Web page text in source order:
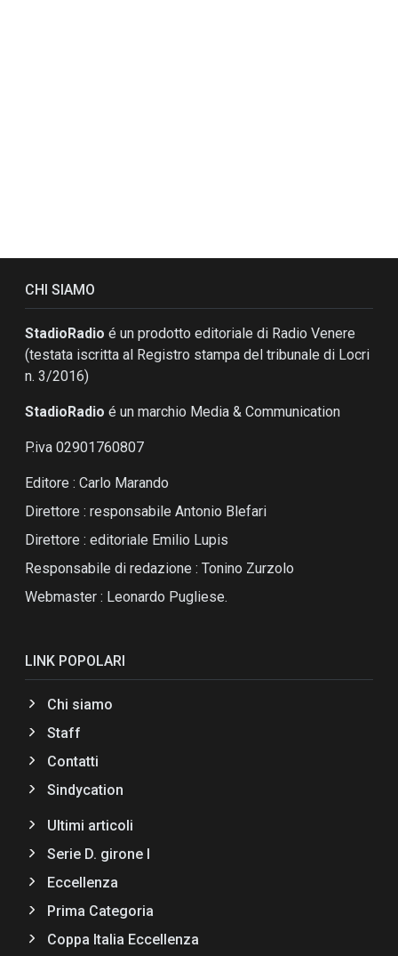
CHI SIAMO
StadioRadio é un prodotto editoriale di Radio Venere
(testata iscritta al Registro stampa del tribunale di Locri
n. 3/2016)
StadioRadio é un marchio Media & Communication
P.iva 02901760807
Editore : Carlo Marando
Direttore : responsabile Antonio Blefari
Direttore : editoriale Emilio Lupis
Responsabile di redazione : Tonino Zurzolo
Webmaster : Leonardo Pugliese.
LINK POPOLARI
Chi siamo
Staff
Contatti
Sindycation
Ultimi articoli
Serie D. girone I
Eccellenza
Prima Categoria
Coppa Italia Eccellenza